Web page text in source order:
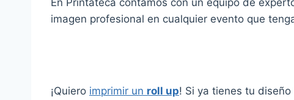
En Printateca contamos con un equipo de
imagen profesional en cualquier evento que
¡Quiero imprimir un roll up! Si ya tienes tu